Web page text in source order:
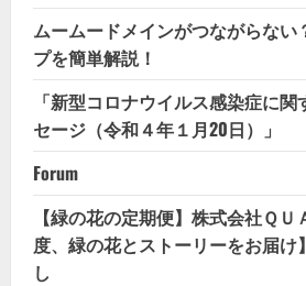
ムームードメインがつながらない
プを簡単解説！
「新型コロナウイルス感染症に
セージ（令和４年１月20日）」
Forum
【緑の花の定期便】株式会社Ｑ
度、緑の花とストーリーをお届け
し